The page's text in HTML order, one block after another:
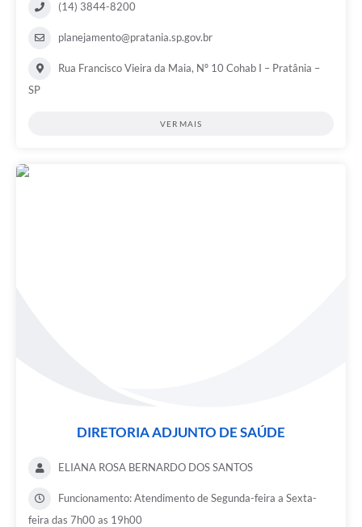
(14) 3844-8200
planejamento@pratania.sp.gov.br
Rua Francisco Vieira da Maia, Nº 10 Cohab I – Pratânia –
SP
VER MAIS
DIRETORIA ADJUNTO DE SAÚDE
ELIANA ROSA BERNARDO DOS SANTOS
Funcionamento: Atendimento de Segunda-feira a Sexta-
feira das 7h00 as 19h00